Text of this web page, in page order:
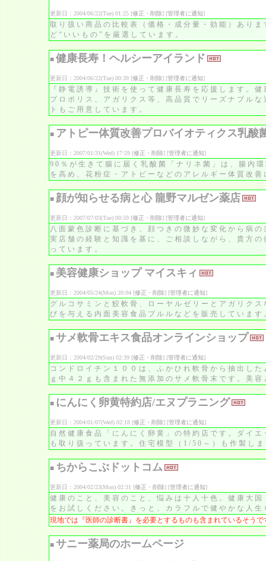
更新日：2004/06/22(Tue) 01:25 [修正・削除] [管理者に通知]
取り扱い商品の比較表（価格・成分量・効能）あり
ど“いいもの”を厳選しています。
■ 健康長寿！ヘルシーアイランド
更新日：2004/06/22(Tue) 00:39 [修正・削除] [管理者に通知]
『静電誘導』技術を使って健康長寿を応援します。
プロポリス、アガリクス等、高品質でリーズナブル
トもご用意しています。
■ アトピー体質改善プロバイオティクス乳酸
更新日：2007/01/31(Wed) 17:59 [修正・削除] [管理者に通知]
90％が生きて腸に届く乳酸菌「ナリネ菌」は、腸内
を高め、花粉症・アトピーなどのアレルギー体質改
■ 顔が知らせる病と心 龍野マルゼン薬店
更新日：2007/07/03(Tue) 00:59 [修正・削除] [管理者に通知]
八面蒙色診断に基づき、顔つきの微妙な変化から病
実店舗の経験と知識を基に、ご相談しながら、貴方
っています。
■ 美容健康ショップ マイスキィ
更新日：2004/05/24(Mon) 20:04 [修正・削除] [管理者に通知]
グルコサミンと鮫軟骨、ローヤルゼリーとアガリク
びを与える内面美容食品プルルなどを販売しています
■ サメ軟骨エキス食品オンラインショップ
更新日：2004/02/29(Sun) 02:39 [修正・削除] [管理者に通知]
コンドロイチン１００は、ふかひれ軟骨から抽出し
ｇ中４２ｇも含まれた無添加のサメ軟骨末です。美
■ にんにく卵黄特約店/エヌプラニング
更新日：2004/01/07(Wed) 02:18 [修正・削除] [管理者に通知]
自然健康食品「にんにく卵黄」の特約店です。ダイ
も取り扱っています。住宅模型（1/50～）も作製し
■ ちからこぶドットコム
更新日：2004/02/23(Mon) 02:31 [修正・削除] [管理者に通知]
健康のこと、美容のこと、悩みは十人十色。健康大
をお試しください。きっと、カラフルで健やかな人
現地では『医師の診断書』を必要とするものも含まれているそう
■ サニー薬局のホームページ